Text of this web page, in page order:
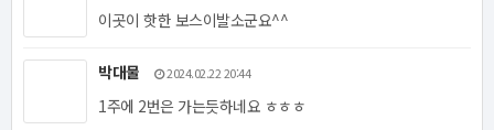
이곳이 핫한 보스이발소군요^^
박대물 2024.02.22 20:44
1주에 2번은 가는듯하네요 ㅎㅎㅎ